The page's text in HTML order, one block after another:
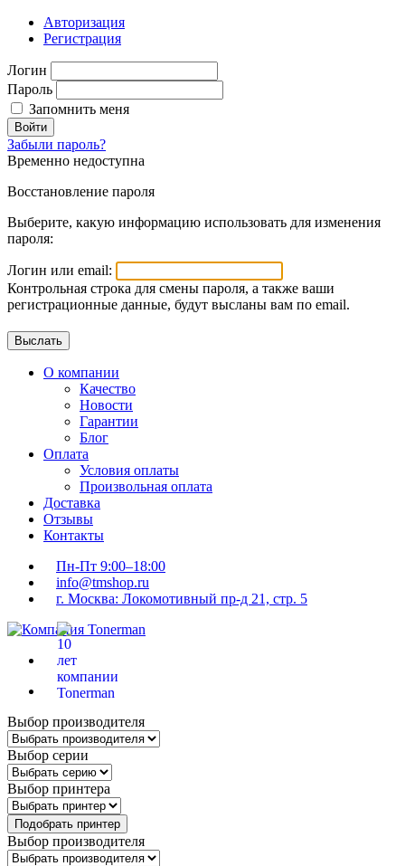
Авторизация
Регистрация
Логин
Пароль
Запомнить меня
Войти
Забыли пароль?
Временно недоступна
Восстановление пароля
Выберите, какую информацию использовать для изменения
пароля:
Логин или email:
Контрольная строка для смены пароля, а также ваши
регистрационные данные, будут высланы вам по email.
О компании
Качество
Новости
Гарантии
Блог
Оплата
Условия оплаты
Произвольная оплата
Доставка
Отзывы
Контакты
Пн-Пт 9:00–18:00
info@tmshop.ru
г. Москва: Локомотивный пр-д 21, стр. 5
Выбор производителя
Выбор серии
Выбор принтера
Подобрать принтер
Выбор производителя